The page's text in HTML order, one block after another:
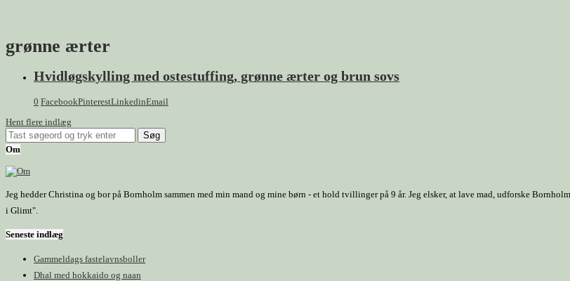
grønne ærter
Hvidløgskylling med ostestuffing, grønne ærter og brun sovs
0 FacebookPinterestLinkedinEmail
Hent flere indlæg
Om
Jeg hedder Christina og bor på Bornholm sammen med min mand og mine børn - et hold tvillinger på 9 år. Jeg elsker, at lave mad, udforske
i Glimt".
Seneste indlæg
Gammeldags fastelavnsboller
Dhal med hokkaido og naan